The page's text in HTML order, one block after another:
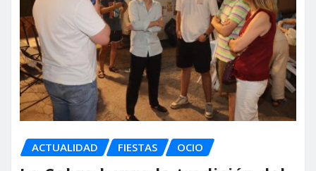
ACTUALIDAD FIESTAS OCIO